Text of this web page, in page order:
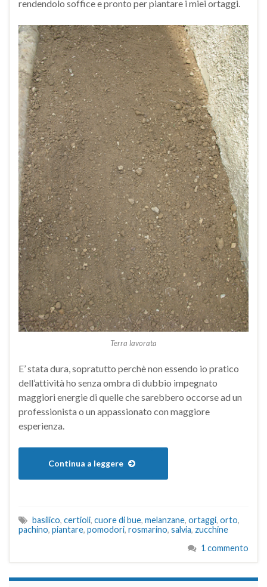
rendendolo soffice e pronto per piantare i miei ortaggi.
Terra lavorata
E’ stata dura, sopratutto perchè non essendo io pratico
dell’attività ho senza ombra di dubbio impegnato
maggiori energie di quelle che sarebbero occorse ad un
professionista o un appassionato con maggiore
esperienza.
Continua a leggere
basilico, certioli, cuore di bue, melanzane, ortaggi, orto,
pachino, piantare, pomodori, rosmarino, salvia, zucchine
1 commento